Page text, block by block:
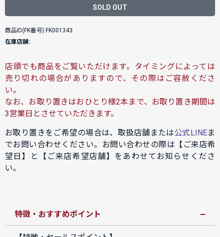
SOLD OUT
商品ID(FK番号):FK001343
在庫店舗:
店頭でも商品をご覧いただけます。タイミングによっては
売り切れの場合がありますので、その際はご容赦くださ
い。
なお、お取り置きはおひとり様2本まで、お取り置き期間は
3営業日とさせていただきます。
お取り置きをご希望の場合は、取扱店舗または公式LINEま
でお問い合わせください。お問い合わせの際は【ご来店希
望日】と【ご来店希望店舗】をあわせてお知らせくださ
い。
特徴・おすすめポイント